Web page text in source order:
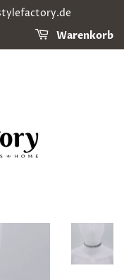
Warenkorb